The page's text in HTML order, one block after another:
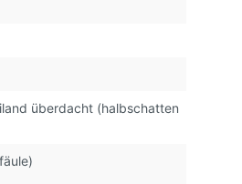
überdacht (halbschatten